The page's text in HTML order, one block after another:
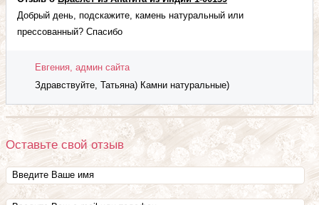
Добрый день, подскажите, камень натуральный или
прессованный? Спасибо
Евгения, админ сайта
Здравствуйте, Татьяна) Камни натуральные)
Оставьте свой отзыв